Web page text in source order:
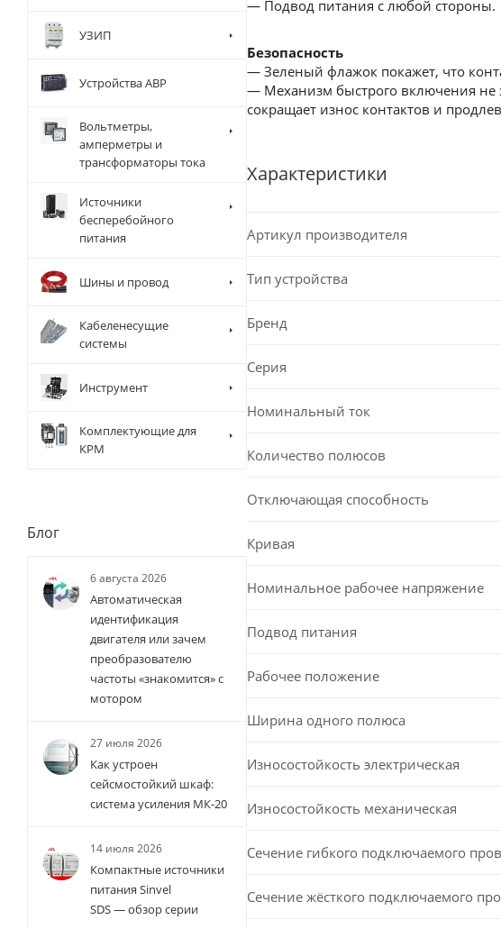
— Подвод питания с любой стороны.
Безопасность
— Зеленый флажок покажет, что
— Механизм быстрого включения не
сокращает износ контактов и
Характеристики
Артикул производителя
Тип устройства
Бренд
Серия
Номинальный ток
Количество полюсов
Отключающая способность
Кривая
Номинальное рабочее напряжение
Подвод питания
Рабочее положение
Ширина одного полюса
Износостойкость электрическая
Износостойкость механическая
Сечение гибкого подключаемого
Сечение жёсткого подключаемого
УЗИП
Устройства АВР
Вольтметры,
амперметры и
трансформаторы тока
Источники
бесперебойного
питания
Шины и провод
Кабеленесущие
системы
Инструмент
Комплектующие для
КРМ
Блог
6 августа 2026
Автоматическая
идентификация
двигателя или зачем
преобразователю
частоты «знакомится» с
мотором
27 июля 2026
Как устроен
сейсмостойкий шкаф:
система усиления МК-20
14 июля 2026
Компактные источники
питания Sinvel
SDS — обзор серии